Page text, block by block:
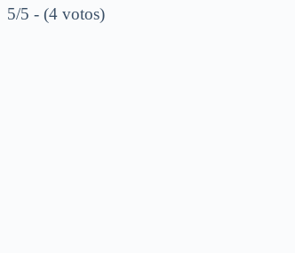
5/5 - (4 votos)